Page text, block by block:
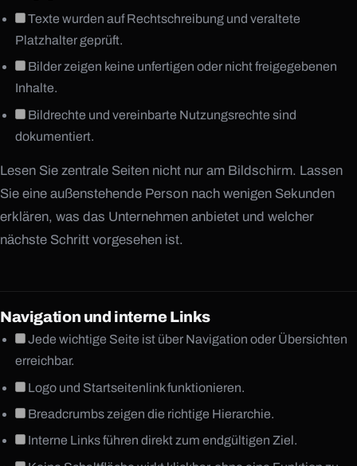
Texte wurden auf Rechtschreibung und veraltete
Platzhalter geprüft.
Bilder zeigen keine unfertigen oder nicht freigegebenen
Inhalte.
Bildrechte und vereinbarte Nutzungsrechte sind
dokumentiert.
Lesen Sie zentrale Seiten nicht nur am Bildschirm. Lassen
Sie eine außenstehende Person nach wenigen Sekunden
erklären, was das Unternehmen anbietet und welcher
nächste Schritt vorgesehen ist.
Navigation und interne Links
Jede wichtige Seite ist über Navigation oder Übersichten
erreichbar.
Logo und Startseitenlink funktionieren.
Breadcrumbs zeigen die richtige Hierarchie.
Interne Links führen direkt zum endgültigen Ziel.